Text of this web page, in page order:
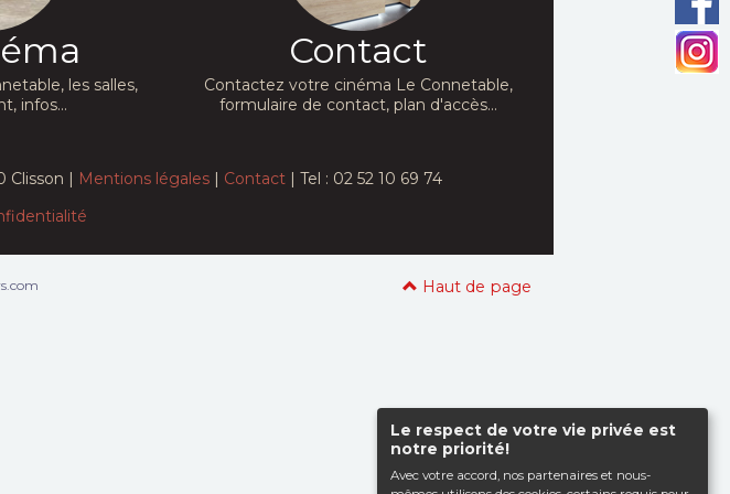
Le respect de votre vie privée est
notre priorité!
Avec votre accord, nos partenaires et nous-
les salles,
infos...
Contact
Contactez votre cinéma Le Connetable,
formulaire de contact, plan d'accès...
Clisson | Mentions légales | Contact | Tel : 02 52 10 69 74
Haut de page